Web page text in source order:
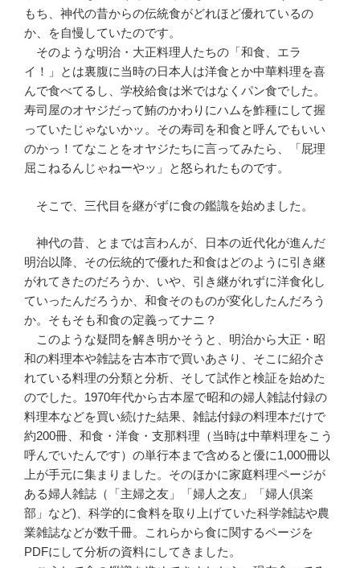
もち、神代の昔からの伝統食がどれほど優れているの
か、を自慢していたのです。
そのような明治・大正料理人たちの「和食、エラ
イ！」とは裏腹に当時の日本人は洋食とか中華料理を喜
んで食べてるし、学校給食は米ではなくパン食でした。
寿司屋のオヤジだって鮪のかわりにハムを鮓種にして握
っていたじゃないかッ。その寿司を和食と呼んでもいい
のかっ！てなことをオヤジたちに言ってみたら、「屁理
屈こねるんじゃねーやッ」と怒られたものです。
そこで、三代目を継がずに食の鑑識を始めました。
神代の昔、とまでは言わんが、日本の近代化が進んだ
明治以降、その伝統的で優れた和食はどのように引き継
がれてきたのだろうか、いや、引き継がれずに洋食化し
ていったんだろうか、和食そのものが変化したんだろう
か。そもそも和食の定義ってナニ？
このような疑問を解き明かそうと、明治から大正・昭
和の料理本や雑誌を古本市で買いあさり、そこに紹介さ
れている料理の分類と分析、そして試作と検証を始めた
のでした。1970年代から古本屋で昭和の婦人雑誌付録の
料理本などを買い続けた結果、雑誌付録の料理本だけで
約200冊、和食・洋食・支那料理（当時は中華料理をこう
呼んでいたんです）の単行本まで含めると優に1,000冊以
上が手元に集まりました。そのほかに家庭料理ページが
ある婦人雑誌（「主婦之友」「婦人之友」「婦人倶楽
部」など)、科学的に食料を取り上げていた科学雑誌や農
業雑誌などが数千冊。これらから食に関するページを
PDFにして分析の資料にしてきました。